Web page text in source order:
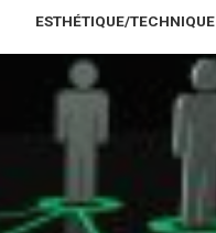
ESTHÉTIQUE/TECHNIQUE